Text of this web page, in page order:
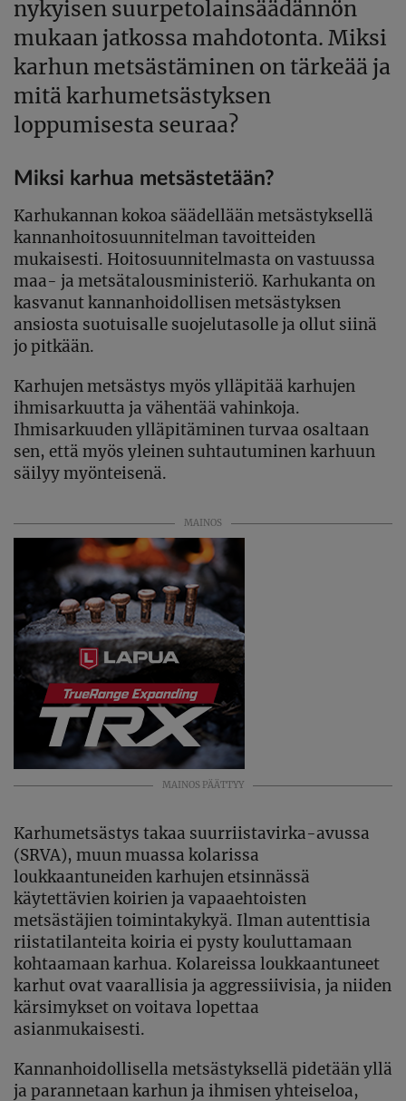
nykyisen suurpetolainsäädännön
mukaan jatkossa mahdotonta. Miksi
karhun metsästäminen on tärkeää ja
mitä karhumetsästyksen
loppumisesta seuraa?
Miksi karhua metsästetään?
Karhukannan kokoa säädellään metsästyksellä
kannanhoitosuunnitelman tavoitteiden
mukaisesti. Hoitosuunnitelmasta on vastuussa
maa- ja metsätalousministeriö. Karhukanta on
kasvanut kannanhoidollisen metsästyksen
ansiosta suotuisalle suojelutasolle ja ollut siinä
jo pitkään.
Karhujen metsästys myös ylläpitää karhujen
ihmisarkuutta ja vähentää vahinkoja.
Ihmisarkuuden ylläpitäminen turvaa osaltaan
sen, että myös yleinen suhtautuminen karhuun
säilyy myönteisenä.
MAINOS
MAINOS PÄÄTTYY
Karhumetsästys takaa suurriistavirka-avussa
(SRVA), muun muassa kolarissa
loukkaantuneiden karhujen etsinnässä
käytettävien koirien ja vapaaehtoisten
metsästäjien toimintakykyä. Ilman autenttisia
riistatilanteita koiria ei pysty kouluttamaan
kohtaamaan karhua. Kolareissa loukkaantuneet
karhut ovat vaarallisia ja aggressiivisia, ja niiden
kärsimykset on voitava lopettaa
asianmukaisesti.
Kannanhoidollisella metsästyksellä pidetään yllä
ja parannetaan karhun ja ihmisen yhteiseloa,